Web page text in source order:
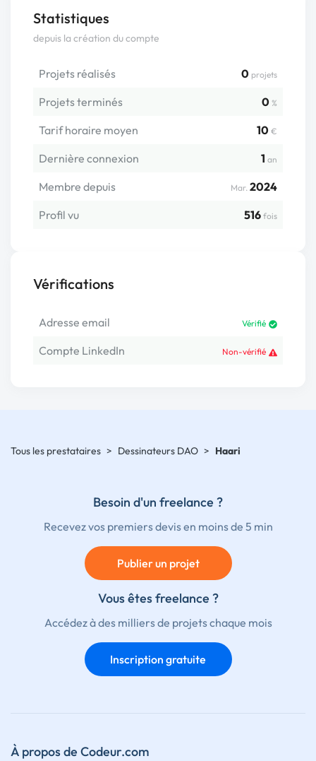
Statistiques
depuis la création du compte
Projets réalisés 0 projets
Projets terminés 0 %
Tarif horaire moyen 10 €
Dernière connexion 1 an
Membre depuis Mar. 2024
Profil vu
516 fois
Vérifications
Adresse email Vérifié
Compte LinkedIn Non-vérifié
Tous les prestataires > Dessinateurs DAO > Haari
Besoin d'un freelance ?
Recevez vos premiers devis en moins de 5 min
Publier un projet
Vous êtes freelance ?
Accédez à des milliers de projets chaque mois
Inscription gratuite
À propos de Codeur.com